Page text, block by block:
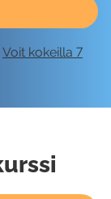
Voit kokeilla 7